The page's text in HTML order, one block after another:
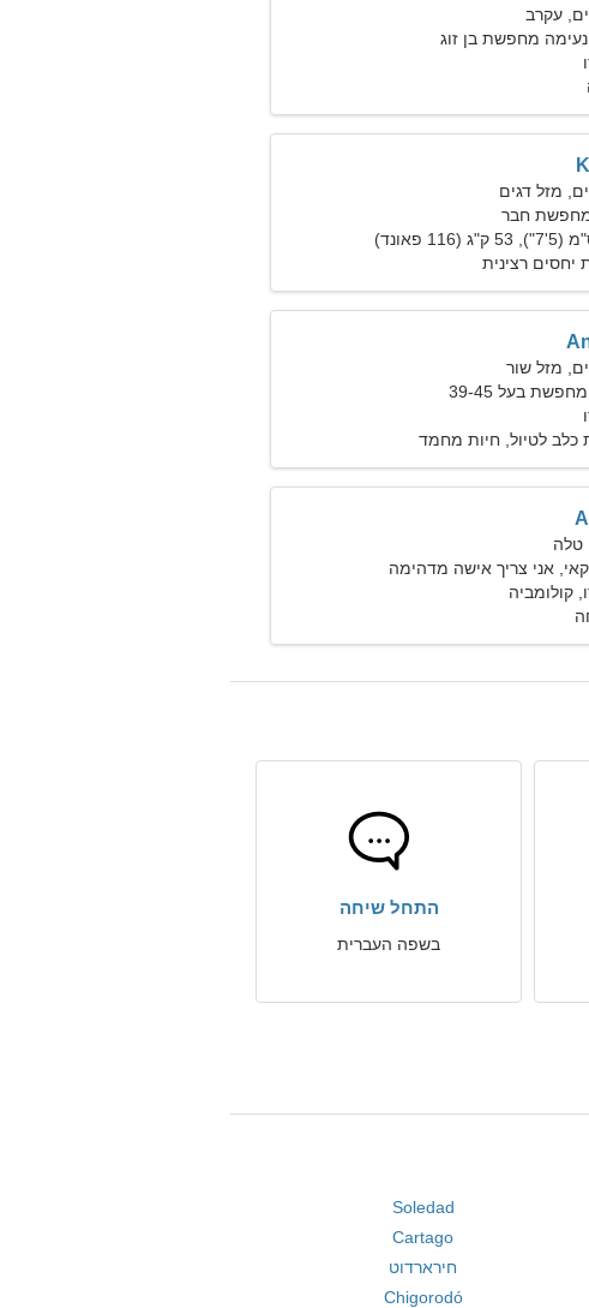
מחפשת בן זוג
חבר
יחסים רצינית
בעל 39-45
כלב לטיול, חיות מחמד
אני צריך אישה מדהימה
קולומביה
התחל שיחה
בשפה העברית
Soledad
Cartago
חירארדוט
Chigorodó